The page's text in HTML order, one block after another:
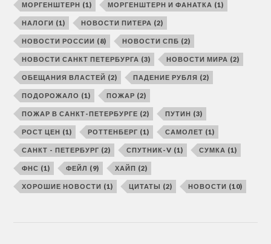
МОРГЕНШТЕРН (1) МОРГЕНШТЕРН И ФАНАТКА (1)
НАЛОГИ (1) НОВОСТИ ПИТЕРА (2)
НОВОСТИ РОССИИ (8) НОВОСТИ СПБ (2)
НОВОСТИ САНКТ ПЕТЕРБУРГА (3) НОВОСТИ МИРА (2)
ОБЕЩАНИЯ ВЛАСТЕЙ (2) ПАДЕНИЕ РУБЛЯ (2)
ПОДОРОЖАЛО (1) ПОЖАР (2)
ПОЖАР В САНКТ-ПЕТЕРБУРГЕ (2) ПУТИН (3)
РОСТ ЦЕН (1) РОТТЕНБЕРГ (1) САМОЛЕТ (1)
САНКТ - ПЕТЕРБУРГ (2) СПУТНИК-V (1) СУМКА (1)
ФНС (1) ФЕЙЛ (9) ХАЙП (2)
ХОРОШИЕ НОВОСТИ (1) ЦИТАТЫ (2) НОВОСТИ (10)